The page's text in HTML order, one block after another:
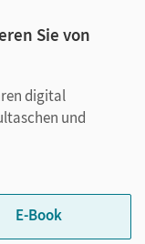
Sie von
digital
und
verfügbar.
E-Book